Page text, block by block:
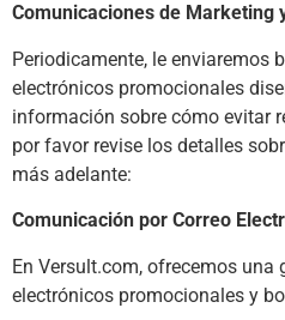
Comunicaciones de Marketing
Periodicamente, le enviaremos
electrónicos promocionales
información sobre cómo evitar
por favor revise los detalles
más adelante:
Comunicación por Correo
En Versult.com, ofrecemos una
electrónicos promocionales y